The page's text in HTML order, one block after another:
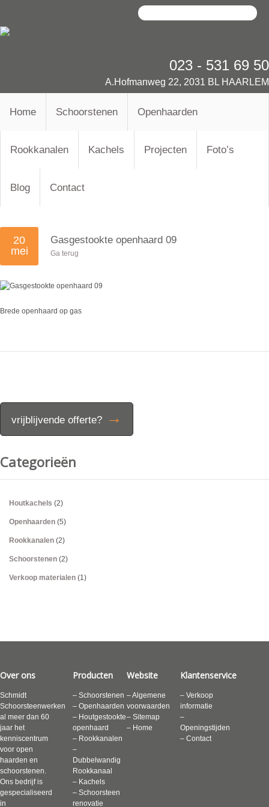
023 - 531 69 50
A.Hofmanweg 22, 2031 BL HAARLEM
Home Schoorstenen Openhaarden
Rookkanalen Kachels Projecten Foto’s
Blog Contact
Gasgestookte openhaard 09
20
mei
Ga terug
Brede openhaard op gas
vrijblijvende offerte? →
Categorieën
Houtkachels (2)
Openhaarden (5)
Rookkanalen (2)
Schoorstenen (2)
Verkoop materialen (1)
Over ons
Schmidt
Schoorsteenwerken
al meer dan 60
jaar het
kenniscentrum
voor open
haarden en
schoorstenen.
Ons bedrijf is
gespecialiseerd
in
Producten
– Schoorstenen
– Openhaarden
– Houtgestookte
openhaard
– Rookkanalen
–
Dubbelwandig
Rookkanaal
– Kachels
– Schoorsteen
renovatie
Website
– Algemene
voorwaarden
– Sitemap
– Home
Klantenservice
– Verkoop
informatie
–
Openingstijden
– Contact